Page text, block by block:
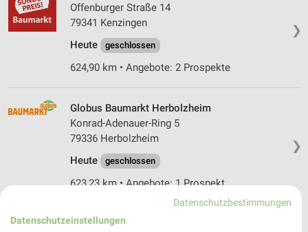
❯
Offenburger Straße 14
79341 Kenzingen
Heute
geschlossen
624,90 km • Angebote: 2 Prospekte
❯
Globus Baumarkt Herbolzheim
Konrad-Adenauer-Ring 5
79336 Herbolzheim
Heute
geschlossen
623,23 km • Angebote: 1 Prospekt
Globus Baumarkt Müllheim
Datenschutzbestimmungen
Datenschutzeinstellungen